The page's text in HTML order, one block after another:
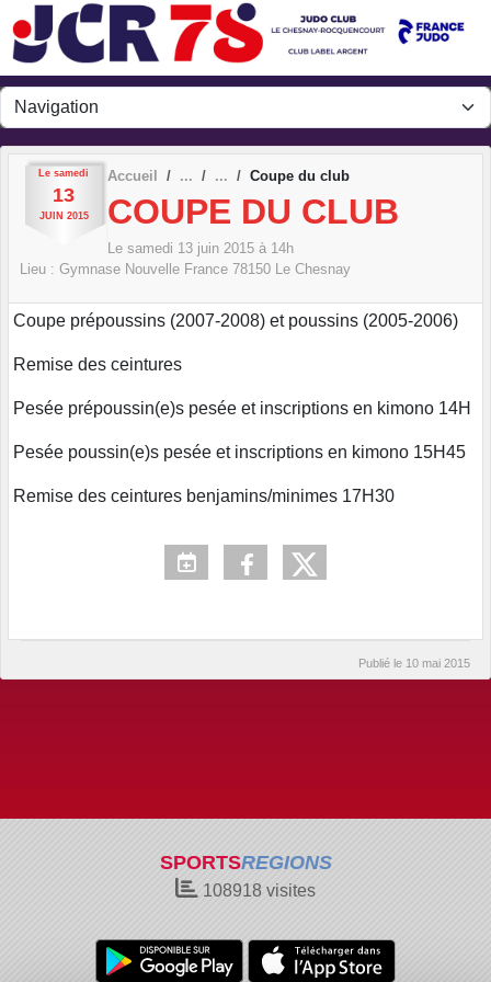
Le samedi
13
JUIN 2015
Accueil Coupe du club
COUPE DU CLUB
Le samedi 13 juin 2015 à 14h
Lieu : Gymnase Nouvelle France 78150 Le Chesnay
Coupe prépoussins (2007-2008) et poussins (2005-2006)
Remise des ceintures
Pesée prépoussin(e)s pesée et inscriptions en kimono 14H
Pesée poussin(e)s pesée et inscriptions en kimono 15H45
Remise des ceintures benjamins/minimes 17H30
Publié le 10 mai 2015
SPORTSREGIONS
108918 visites
Panneau de gestion des cookies